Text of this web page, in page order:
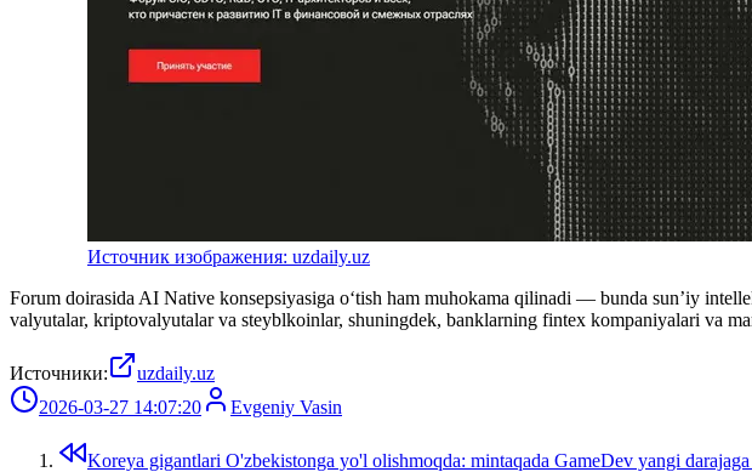
Источник изображения: uzdaily.uz
Forum doirasida AI Native konsepsiyasiga o‘tish ham muhokama qilinadi — bunda sun’iy
valyutalar, kriptovalyutalar va steyblkoinlar, shuningdek, banklarning fintex kompaniyalari va
Источники:
uzdaily.uz
2026-03-27 14:07:20
Evgeniy Vasin
Koreya gigantlari O'zbekistonga yo'l olishmoqda: mintaqada GameDev yangi